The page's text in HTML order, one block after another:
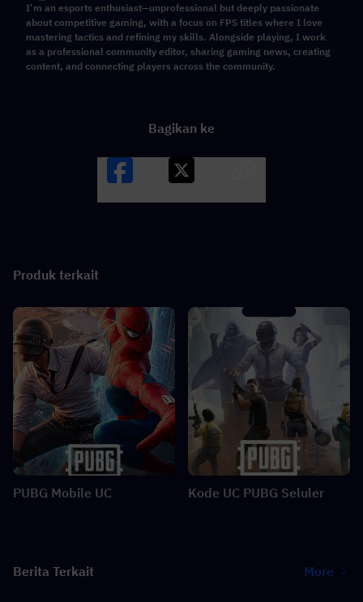
I’m an esports enthusiast—unprofessional but deeply passionate
about competitive gaming, with a focus on FPS titles where I love
mastering tactics and refining my skills. Alongside playing, I work
as a professional community editor, sharing gaming news, creating
content, and connecting players across the community.
Bagikan ke
Produk terkait
PUBG Mobile UC Kode UC PUBG Seluler
Berita Terkait More